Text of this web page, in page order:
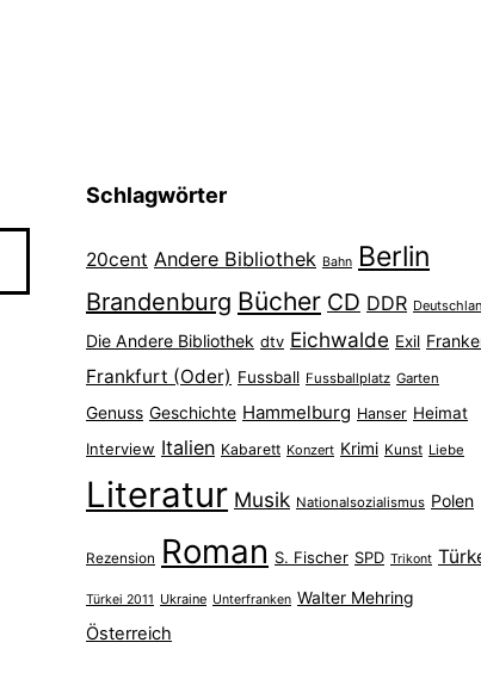
Schlagwörter
20cent Andere Bibliothek Bahn Berlin
Brandenburg Bücher CD DDR
Die Andere Bibliothek dtv Eichwalde Exil
Frankfurt (Oder) Fussball Fussballplatz Garten
Genuss Geschichte Hammelburg Hanser Heimat
Interview Italien Kabarett Konzert Krimi Kunst Liebe
Literatur Musik Nationalsozialismus Polen
Rezension Roman S. Fischer SPD Trikont
Türkei 2011 Ukraine Unterfranken Walter Mehring
Österreich